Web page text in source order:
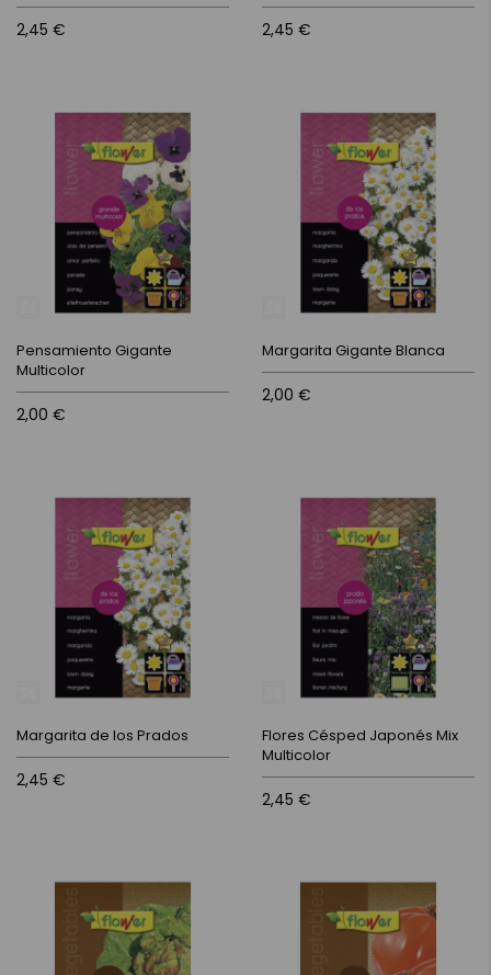
2,45 € 2,45 €
Pensamiento Gigante
Multicolor
2,00 €
Margarita Gigante Blanca
2,00 €
Margarita de los Prados
2,45 €
Flores Césped Japonés Mix
Multicolor
2,45 €